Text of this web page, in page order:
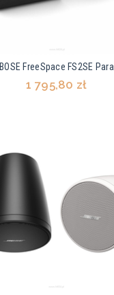
BOSE FreeSpace FS2SE Para
1 795,80 zł